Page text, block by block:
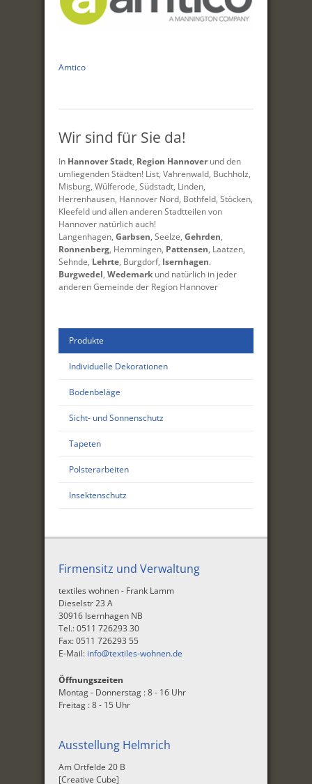
Amtico
Wir sind für Sie da!
In Hannover Stadt, Region Hannoverund den
umliegenden Städten! List, Vahrenwald, Buchholz,
Misburg, Wülferode, Südstadt, Linden,
Herrenhausen, Hannover Nord, Bothfeld, Stöcken,
Kleefeld und allen anderen Stadtteilen von
Hannover natürlich auch!
Langenhagen, Garbsen, Seelze, Gehrden,
Ronnenberg, Hemmingen, Pattensen, Laatzen,
Sehnde, Lehrte, Burgdorf, Isernhagen.
Burgwedel, Wedemark und natürlich in jeder
anderen Gemeinde der Region Hannover
Produkte
Individuelle Dekorationen
Bodenbeläge
Sicht- und Sonnenschutz
Tapeten
Polsterarbeiten
Insektenschutz
Firmensitz und Verwaltung
textiles wohnen - Frank Lamm
Dieselstr 23 A
30916 Isernhagen NB
Tel.: 0511 726293 30
Fax: 0511 726293 55
E-Mail: info@textiles-wohnen.de
Öffnungszeiten
Montag - Donnerstag : 8 - 16 Uhr
Freitag : 8 - 15 Uhr
Ausstellung Helmrich
Am Ortfelde 20 B
[Creative Cube]